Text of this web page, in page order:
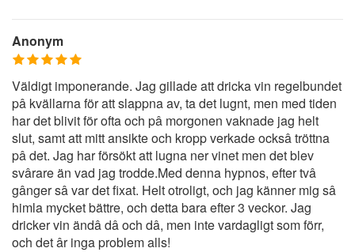
Anonym
Väldigt imponerande. Jag gillade att dricka vin regelbundet
pâ kvällarna för att slappna av, ta det lugnt, men med tiden
har det blivit för ofta och pâ morgonen vaknade jag helt
slut, samt att mitt ansikte och kropp verkade ocksâ tröttna
pâ det. Jag har försökt att lugna ner vinet men det blev
svârare än vad jag trodde.Med denna hypnos, efter tvâ
gânger sâ var det fixat. Helt otroligt, och jag känner mig sâ
himla mycket bättre, och detta bara efter 3 veckor. Jag
dricker vin ändâ dâ och dâ, men inte vardagligt som förr,
och det âr inga problem alls!